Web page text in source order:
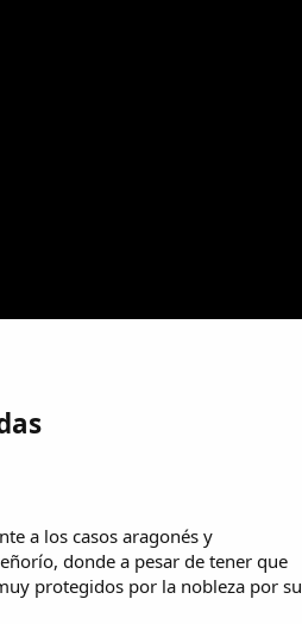
a los casos aragonés y
donde a pesar de tener que
protegidos por la nobleza por su